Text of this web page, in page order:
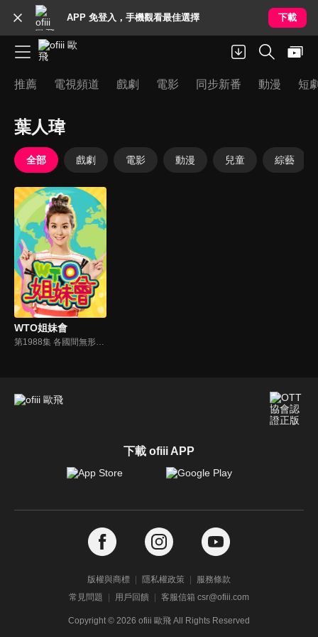
APP 免登入，手機觀看最佳選擇 下載
推薦 電視頻道 戲劇 電影 同步新番 動漫 短
葉人瑋
全部 戲劇 電影 動漫 兒童 綜藝
WTO姐妹會
第1988集 各國間無形的距離 世上最難的語言…
下載 ofiii APP
版權與商標 隱私權政策
服務條款
常見問題
用戶回饋 客服信箱 csr@ofiii.com
Copyright © 2026 ofiii 歐飛 All Rights Reserved